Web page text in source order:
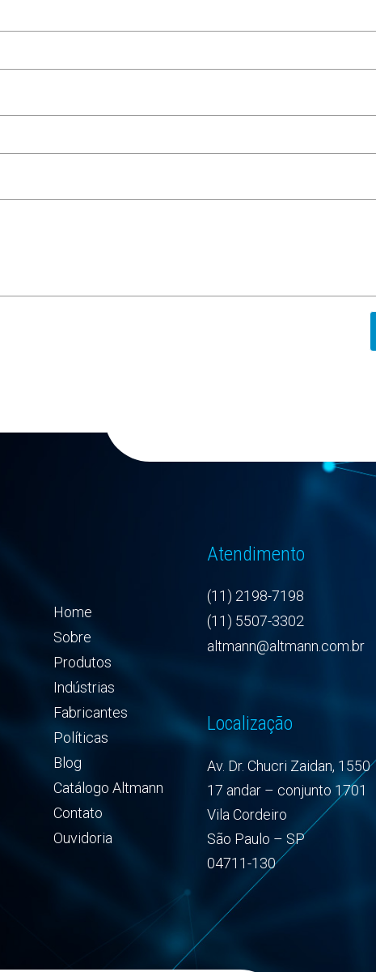
Home
Sobre
Produtos
Indústrias
Fabricantes
Políticas
Blog
Catálogo Altmann
Contato
Ouvidoria
Atendimento
(11) 2198-7198
(11) 5507-3302
altmann@altmann.com.br
Localização
Av. Dr. Chucri Zaidan, 1550
17 andar – conjunto 1701
Vila Cordeiro
São Paulo – SP
04711-130